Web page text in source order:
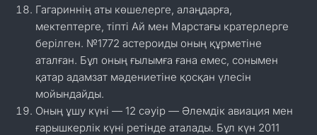
Гагариннің аты көшелерге, алаңдарға,
мектептерге, тіпті Ай мен Марстағы кратерлерге
берілген. №1772 астероиды оның құрметіне
аталған. Бұл оның ғылымға ғана емес, сонымен
қатар адамзат мәдениетіне қосқан үлесін
мойындайды.
Оның ұшу күні — 12 сәуір — Әлемдік авиация мен
ғарышкерлік күні ретінде аталады. Бұл күн 2011